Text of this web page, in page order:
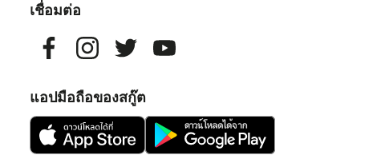
เชื่อมต่อ
แอปมือถือของสกู๊ต